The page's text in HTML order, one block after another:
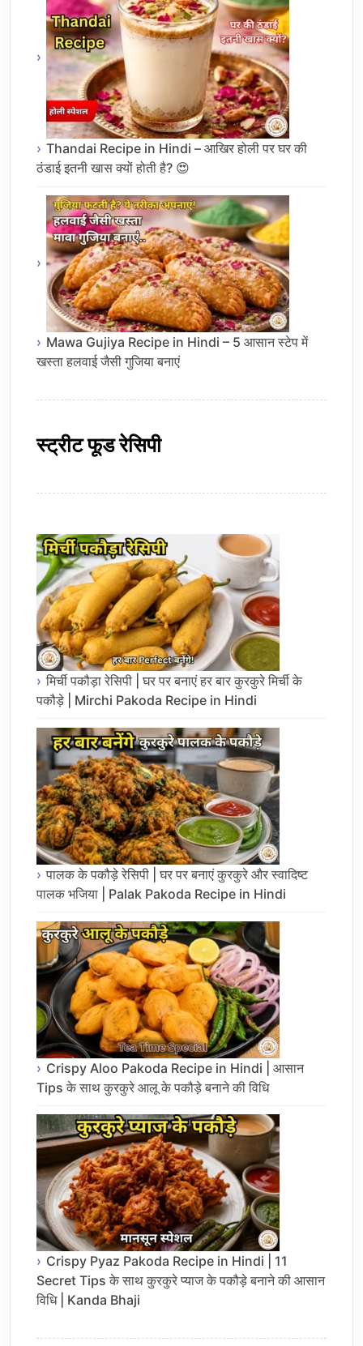
Thandai Recipe in Hindi – आखिर होली पर घर की
ठंडाई इतनी खास क्यों होती है? 😍
Mawa Gujiya Recipe in Hindi – 5 आसान स्टेप में
खस्ता हलवाई जैसी गुजिया बनाएं
स्ट्रीट फूड रेसिपी
मिर्ची पकौड़ा रेसिपी | घर पर बनाएं हर बार कुरकुरे मिर्ची के
पकौड़े | Mirchi Pakoda Recipe in Hindi
पालक के पकौड़े रेसिपी | घर पर बनाएं कुरकुरे और स्वादिष्ट
पालक भजिया | Palak Pakoda Recipe in Hindi
Crispy Aloo Pakoda Recipe in Hindi | आसान
Tips के साथ कुरकुरे आलू के पकौड़े बनाने की विधि
Crispy Pyaz Pakoda Recipe in Hindi | 11
Secret Tips के साथ कुरकुरे प्याज के पकौड़े बनाने की आसान
विधि | Kanda Bhaji